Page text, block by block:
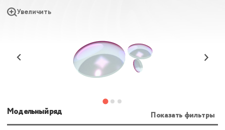
Увеличить
Модельный ряд Показать фильтры